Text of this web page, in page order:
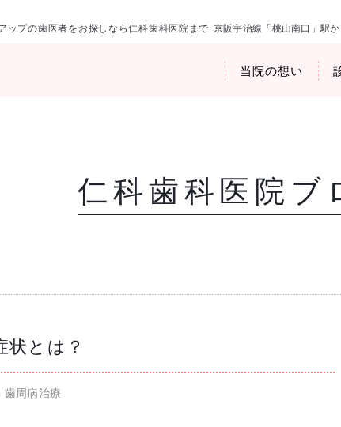
ップの歯医者をお探しなら仁科歯科医院まで 京阪宇治線「桃山南口」駅
当院の想い
歯科医院ブログ
仁科歯科医院ブ
状とは？
歯周病治療